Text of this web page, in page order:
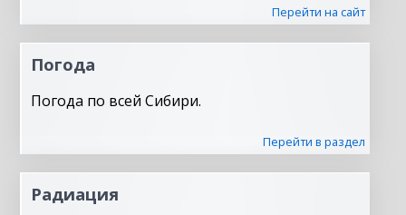
Перейти на сайт
Погода
Погода по всей Сибири.
Перейти в раздел
Радиация